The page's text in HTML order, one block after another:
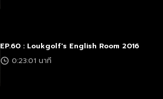
EP.60 : Loukgolf's English Room 2016
0:23:01 นาที